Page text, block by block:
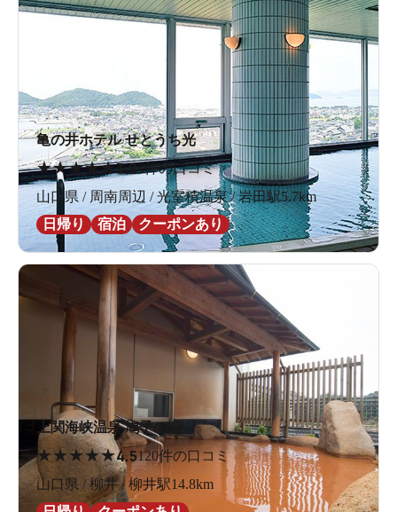
亀の井ホテル せとうち光
★★★★★3.84件の口コミ
山口県 / 周南周辺 / 光室積温泉 / 岩田駅5.7km
日帰り
宿泊 クーポンあり
上関海峡温泉 鳩子の湯
★★ ★★★4.5120件の口コミ
山口県 / 柳井 / 柳井駅14.8km